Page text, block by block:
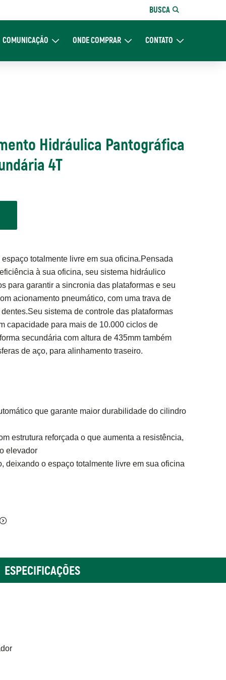
BUSCA
Nós
COMUNICAÇÃOExpand ComunicaçãoONDE COMPRARExpand Onde Comprar
CONTATOExpand Contato
Hidráulica Pantográfica
4T
totalmente livre em sua oficina.Pensada
à sua oficina, seu sistema hidráulico
para garantir a sincronia das plataformas e seu
acionamento pneumático, com uma trava de
sistema de controle das plataformas
capacidade para mais de 10.000 ciclos de
secundária com altura de 435mm também
de aço, para alinhamento traseiro.
que garante maior durabilidade do cilindro
estrutura reforçada o que aumenta a resistência,
elevador
deixando o espaço totalmente livre em sua oficina
ESPECIFICAÇÕES